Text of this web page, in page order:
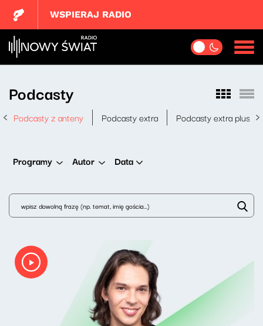
WSPIERAJ RADIO
Podcasty
Podcasty z anteny Podcasty extra Podcasty extra plus
Programy Autor Data